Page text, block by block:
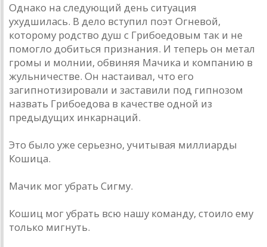
Однако на следующий день ситуация
ухудшилась. В дело вступил поэт Огневой,
которому родство душ с Грибоедовым так и не
помогло добиться признания. И теперь он метал
громы и молнии, обвиняя Мачика и компанию в
жульничестве. Он настаивал, что его
загипнотизировали и заставили под гипнозом
назвать Грибоедова в качестве одной из
предыдущих инкарнаций.
Это было уже серьезно, учитывая миллиарды
Кошица.
Мачик мог убрать Сигму.
Кошиц мог убрать всю нашу команду, стоило ему
только мигнуть.